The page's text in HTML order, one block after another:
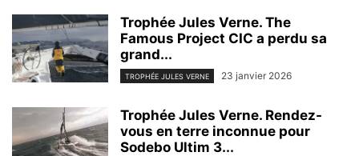
Trophée Jules Verne. The
Famous Project CIC a perdu sa
grand...
TROPHÉE JULES VERNE 23 janvier 2026
Trophée Jules Verne. Rendez-
vous en terre inconnue pour
Sodebo Ultim 3...